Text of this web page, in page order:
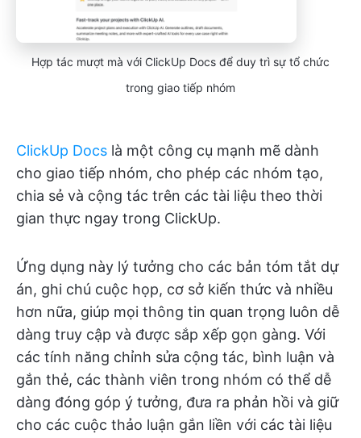
Hợp tác mượt mà với ClickUp Docs để duy trì sự tổ chức
trong giao tiếp nhóm
ClickUp Docs là một công cụ mạnh mẽ dành
cho giao tiếp nhóm, cho phép các nhóm tạo,
chia sẻ và cộng tác trên các tài liệu theo thời
gian thực ngay trong ClickUp.
Ứng dụng này lý tưởng cho các bản tóm tắt dự
án, ghi chú cuộc họp, cơ sở kiến thức và nhiều
hơn nữa, giúp mọi thông tin quan trọng luôn dễ
dàng truy cập và được sắp xếp gọn gàng. Với
các tính năng chỉnh sửa cộng tác, bình luận và
gắn thẻ, các thành viên trong nhóm có thể dễ
dàng đóng góp ý tưởng, đưa ra phản hồi và giữ
cho các cuộc thảo luận gắn liền với các tài liệu